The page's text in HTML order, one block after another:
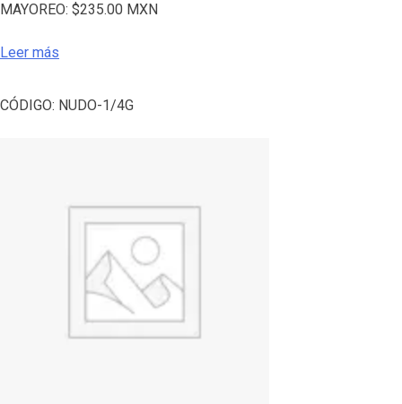
MAYOREO: $235.00 MXN
Leer más
CÓDIGO: NUDO-1/4G